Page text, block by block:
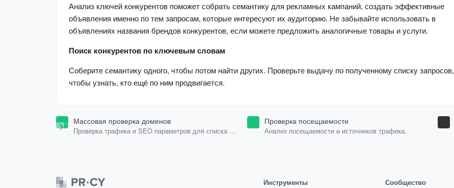
Анализ ключей конкурентов поможет собрать семантику для рекламных кампаний, создать эффективные
объявления именно по тем запросам, которые интересуют их аудиторию. Не забывайте использовать в
объявлениях названия брендов конкурентов, если можете предложить аналогичные товары и услуги.
Поиск конкурентов по ключевым словам
Соберите семантику одного, чтобы потом найти других. Проверьте выдачу по полученному списку запросов,
чтобы узнать, кто ещё по ним продвигается.
Массовая проверка доменов
Проверка трафика и SEO параметров для списка
Проверка посещаемости
Анализ посещаемости и источников трафика.
Инструменты
Сообщество